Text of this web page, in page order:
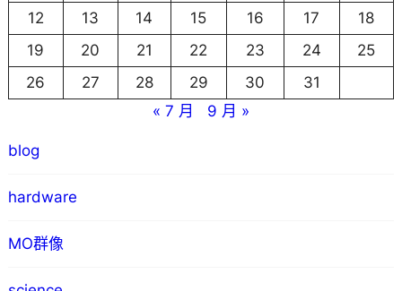
12 13 14 15 16 17
18
19
20 21 22 23 24
25
26
27 28 29 30
31
« 7 月
9 月 »
blog
hardware
MO群像